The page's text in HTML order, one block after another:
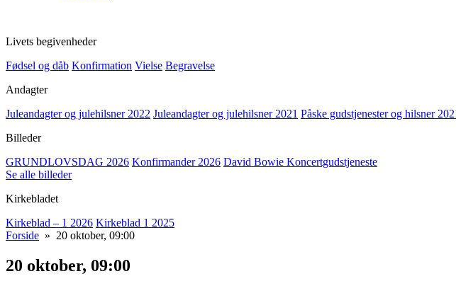
Livets begivenheder
Fødsel og dåb Konfirmation Vielse Begravelse
Andagter
Juleandagter og julehilsner 2022 Juleandagter og julehilsner 2021 Påske gudstjenester og hilsner
Billeder
GRUNDLOVSDAG 2026 Konfirmander 2026 David Bowie Koncertgudstjeneste
Se alle billeder
Kirkebladet
Kirkeblad – 1 2026 Kirkeblad 1 2025
Forside » 20 oktober, 09:00
20 oktober, 09:00